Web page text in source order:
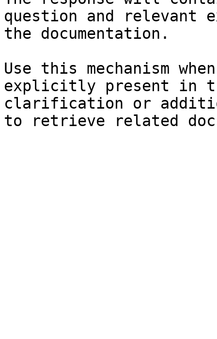
question and relevant
the documentation.
Use this mechanism
explicitly present in
clarification or